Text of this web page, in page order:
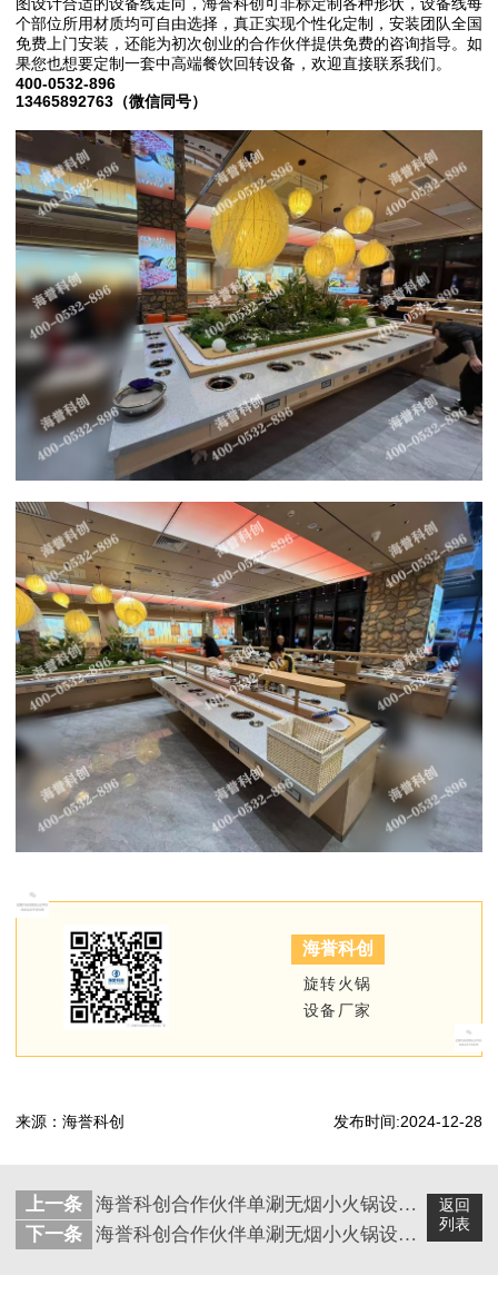
图设计合适的设备线走向，海誉科创可非标定制各种形状，设备线每
个部位所用材质均可自由选择，真正实现个性化定制，安装团队全国
免费上门安装，还能为初次创业的合作伙伴提供免费的咨询指导。如
果您也想要定制一套中高端餐饮回转设备，欢迎直接联系我们。
400-0532-896
13465892763（微信同号）
海誉科创
旋转火锅
设备厂家
来源：海誉科创 发布时间:2024-12-28
返回
列表
上一条
海誉科创合作伙伴单涮无烟小火锅设备安装完成
下一条
海誉科创合作伙伴单涮无烟小火锅设备安装完成